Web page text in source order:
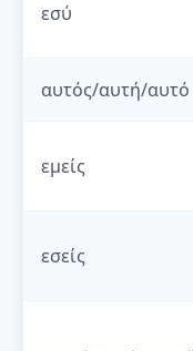
εσύ
αυτός/αυτή/αυτό
εμείς
εσείς